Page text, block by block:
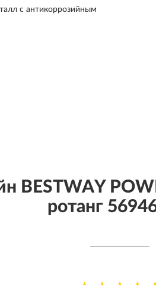
с антикоррозийным
BESTWAY
ротанг